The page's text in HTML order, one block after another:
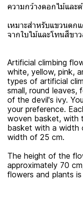
ความกว้างดอกไม้และ
เหมาะสำหรับแขวนตก
จากใบไม้และโทนสีขา
Artificial climbing
white, yellow, pink,
types of artificial
small, round leaves,
of the devil's ivy.
your preference.
woven basket, with
basket with a width
width of 25 cm.
The height of the
approximately 70
flowers and plants